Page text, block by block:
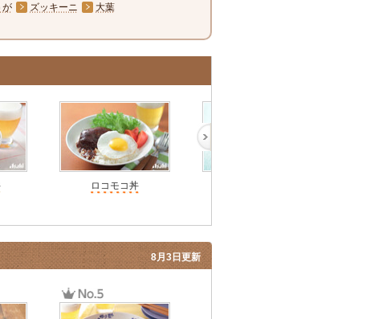
が ズッキーニ 大葉
ロコモコ丼
8月3日更新